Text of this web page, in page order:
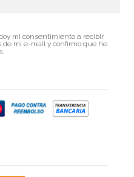
mi consentimiento a recibir
de mi e-mail y confirmo que he